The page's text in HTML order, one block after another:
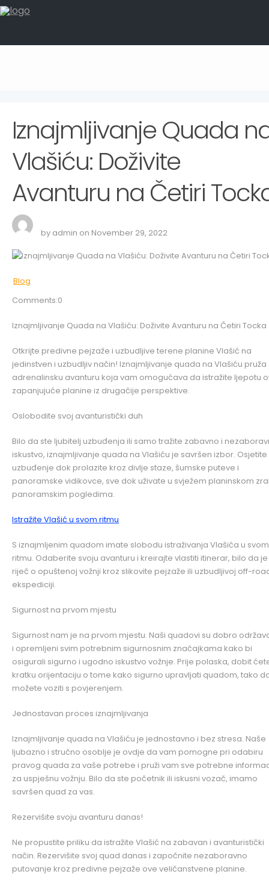
Iznajmljivanje Quada
Vlašiću: Doživite
Avanturu na Četiri
by admin on November 29, 2022
Blog
Comments:0
Iznajmljivanje Quada na Vlašiću: Doživite Avanturu na Četiri Tocka
Otkrijte predivne pejzaže i uzbudljive terene planine Vlašić na
jedinstven i uzbudljiv način! Iznajmljivanje quada na Vlašiću pruža
adrenalinsku avanturu koja vam omogućava da istražite ljepotu
zapanjujuće planine iz drugačije perspektive.
Oslobodite svoj avanturistički duh
Bilo da ste ljubitelj uzbuđenja ili samo tražite zabavno i
iskustvo, iznajmljivanje quada na Vlašiću je savršen izbor. Osjetite
uzbuđenje dok prolazite kroz divlje staze, šumske puteve i
panoramske vidikovce, sve dok uživate u svježem planinskom
panoramskim pogledima.
Istražite Vlašić u svom ritmu
S iznajmljenim quadom imate slobodu istraživanja Vlašića u svom
ritmu. Odaberite svoju avanturu i kreirajte vlastiti itinerar, bilo da je
riječ o opuštenoj vožnji kroz slikovite pejzaže ili uzbudljivoj off-
ekspediciji.
Sigurnost na prvom mjestu
Sigurnost nam je na prvom mjestu. Naši quadovi su dobro
i opremljeni svim potrebnim sigurnosnim značajkama kako bi
osigurali sigurno i ugodno iskustvo vožnje. Prije polaska, dobit
kratku orijentaciju o tome kako sigurno upravljati quadom, tako
možete voziti s povjerenjem.
Jednostavan proces iznajmljivanja
Iznajmljivanje quada na Vlašiću je jednostavno i bez stresa. Naše
ljubazno i stručno osoblje je ovdje da vam pomogne pri odabiru
pravog quada za vaše potrebe i pruži vam sve potrebne
za uspješnu vožnju. Bilo da ste početnik ili iskusni vozač, imamo
savršen quad za vas.
Rezervišite svoju avanturu danas!
Ne propustite priliku da istražite Vlašić na zabavan i avanturistički
način. Rezervišite svoj quad danas i započnite nezaboravno
putovanje kroz predivne pejzaže ove veličanstvene planine.